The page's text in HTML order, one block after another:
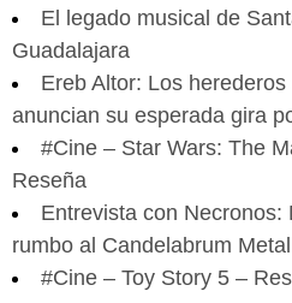
El legado musical de
Guadalajara
Ereb Altor: Los
anuncian su esperada gira
#Cine – Star Wars: The
Reseña
Entrevista con Necronos:
rumbo al Candelabrum
#Cine – Toy Story 5 –